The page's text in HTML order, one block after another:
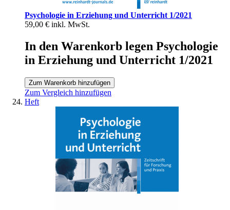
Psychologie in Erziehung und Unterricht 1/2021
59,00 € inkl. MwSt.
In den Warenkorb legen Psychologie
in Erziehung und Unterricht 1/2021
Zum Warenkorb hinzufügen
Zum Vergleich hinzufügen
Heft